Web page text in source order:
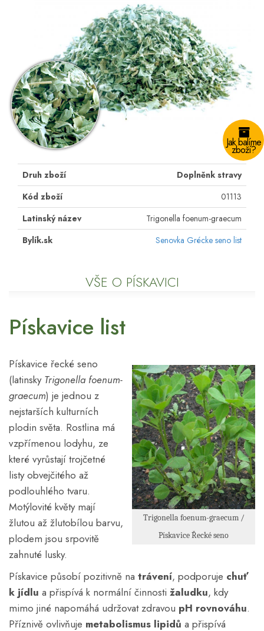
Jak balíme
zboží?
Druh zboží
Doplněnk stravy
Kód zboží
01113
Latinský název
Trigonella foenum-graecum
Bylík.sk
Senovka Grécke seno list
VŠE O PÍSKAVICI
Pískavice list
Trigonella foenum-graecum /
Pískavice Řecké seno
Pískavice řecké seno
(latinsky Trigonella foenum-
graecum) je jednou z
nejstarších kulturních
plodin světa. Rostlina má
vzpřímenou lodyhu, ze
které vyrůstají trojčetné
listy obvejčitého až
podlouhlého tvaru.
Motýlovité květy mají
žlutou až žlutobílou barvu,
plodem jsou srpovitě
zahnuté lusky.
Pískavice působí pozitivně na trávení, podporuje chuť
k jídlu a přispívá k normální činnosti žaludku, kdy
mimo jiné napomáhá udržovat zdravou pH rovnováhu.
Příznivě ovlivňuje metabolismus lipidů a přispívá